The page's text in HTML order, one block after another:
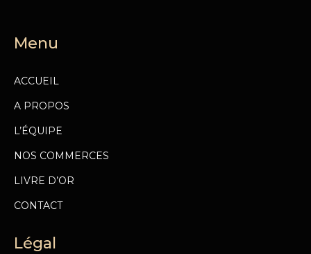
Menu
ACCUEIL
A PROPOS
L’ÉQUIPE
NOS COMMERCES
LIVRE D’OR
CONTACT
Légal